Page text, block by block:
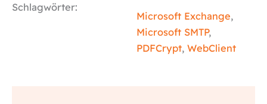
Schlagwörter:
Microsoft Exchange,
Microsoft SMTP,
PDFCrypt, WebClient